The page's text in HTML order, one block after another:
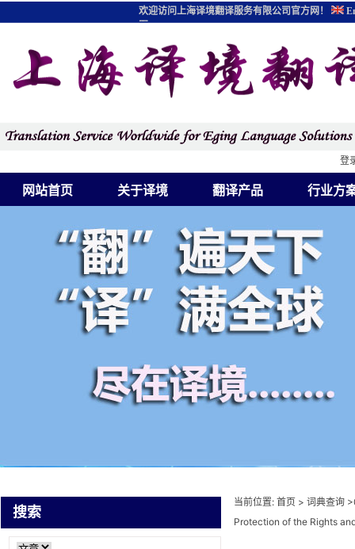
网站首页 关于译境 翻译产品 行业方
登
欢迎访问上海译境翻译服务有限公司官方网！
图
搜索
当前位置: 首页 > 词典查询 >
Protection of the Rights